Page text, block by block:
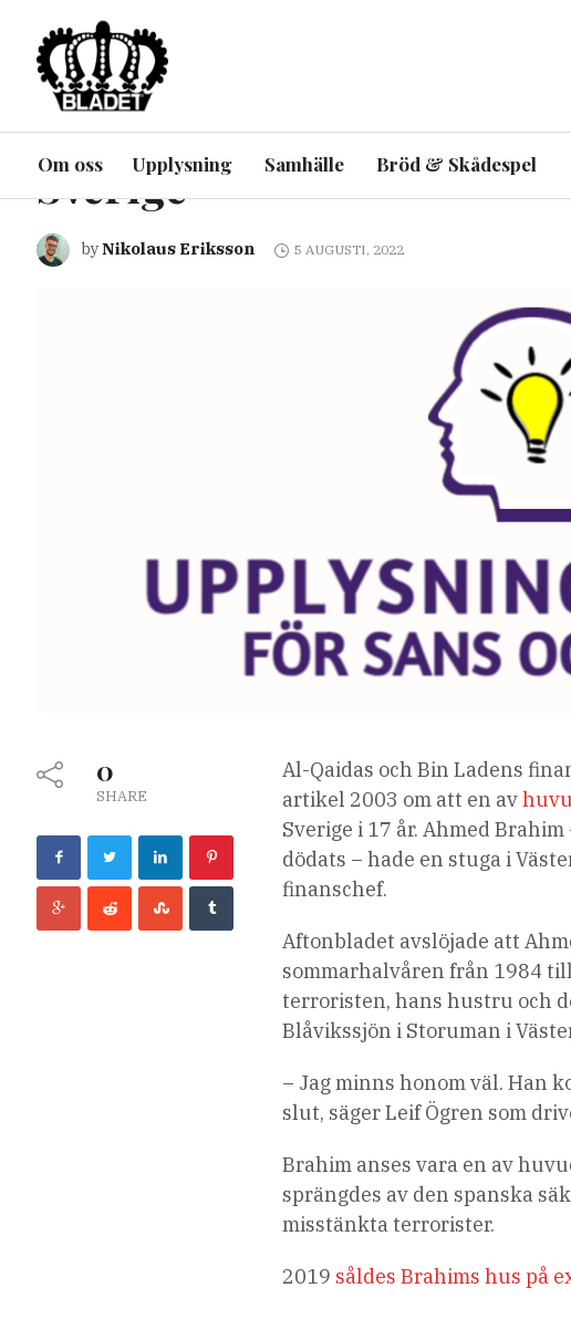
Om oss Upplysning Samhälle Bröd & Skådespel
ARTIKEL UPPLYSNING
Terroriststaten: Bin
Sverige
byNikolaus Eriksson 5 AUGUSTI, 2022
0
SHARE
Al-Qaidas och Bin Ladens
artikel 2003 om att en av
Sverige i 17 år. Ahmed
dödats – hade en stuga i
finanschef.
Aftonbladet avslöjade att
sommarhalvåren från 1984
terroristen, hans hustru och
Blåvikssjön i Storuman i
– Jag minns honom väl. Han
slut, säger Leif Ögren som
Brahim anses vara en av
sprängdes av den spanska
misstänkta terrorister.
2019 såldes Brahims hus på